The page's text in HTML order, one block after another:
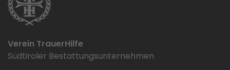
Verein TrauerHilfe
Südtiroler Bestattungsunternehmen